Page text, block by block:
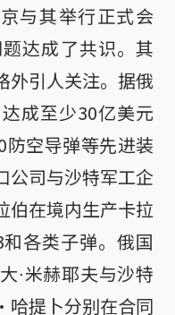
与其举行正式会
达成了共识。其
外引人关注。据俄
成至少30亿美元
防空导弹等先进装
公司与沙特军工企
伯在境内生产卡拉
各类子弹。俄国
∙米赫耶夫与沙特
提卜分别在合同